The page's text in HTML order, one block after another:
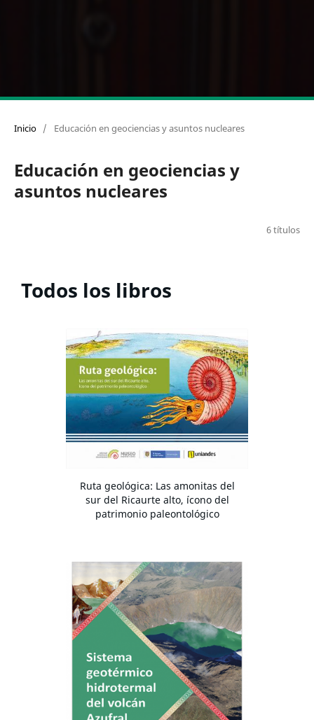
Inicio / Educación en geociencias y asuntos nucleares
Educación en geociencias y
asuntos nucleares
6 títulos
Todos los libros
Ruta geológica: Las amonitas del
sur del Ricaurte alto, ícono del
patrimonio paleontológico